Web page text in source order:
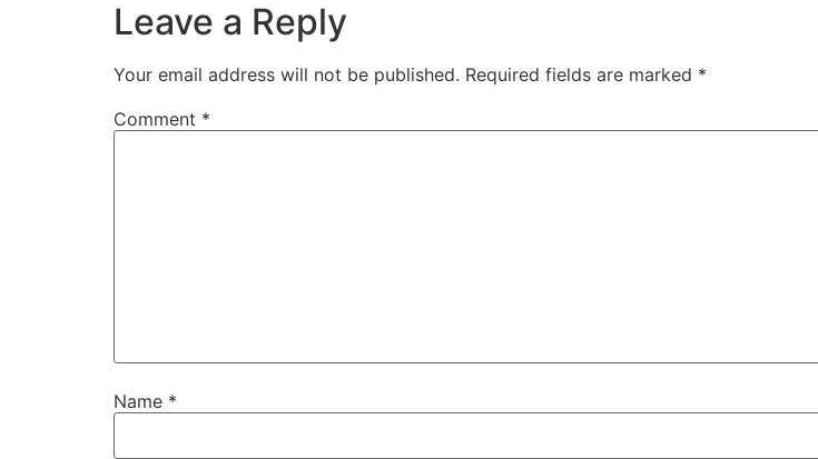
Leave a Reply
Your email address will not be published. Required fields are marked *
Comment *
Name *